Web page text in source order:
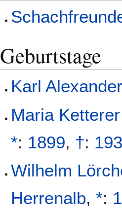
Geburtstage
Karl
Maria Ketterer
*: 1899, †:
Wilhelm
Herrenalb,*: